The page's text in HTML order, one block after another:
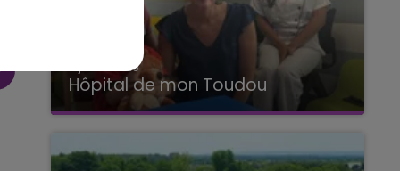
2 juillet 2026
Hôpital de mon Toudou
Hôpital de mon Toudou